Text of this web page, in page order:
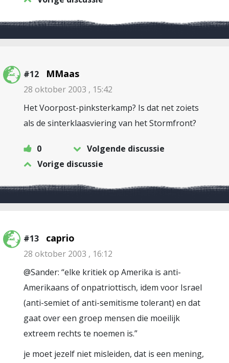
#12 MMaas
28 oktober 2003 , 15:42
Het Voorpost-pinksterkamp? Is dat net zoiets
als de sinterklaasviering van het Stormfront?
0
Volgende discussie
Vorige discussie
#13 caprio
28 oktober 2003 , 16:12
@Sander: “elke kritiek op Amerika is anti-
Amerikaans of onpatriottisch, idem voor Israel
(anti-semiet of anti-semitisme tolerant) en dat
gaat over een groep mensen die moeilijk
extreem rechts te noemen is.”
je moet jezelf niet misleiden, dat is een mening,